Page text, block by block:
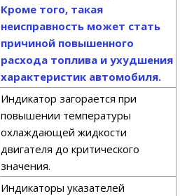
Кроме того, такая
неисправность может стать
причиной повышенного
расхода топлива и ухудшения
характеристик автомобиля.
Индикатор загорается при
повышении температуры
охлаждающей жидкости
двигателя до критического
значения.
Индикаторы указателей